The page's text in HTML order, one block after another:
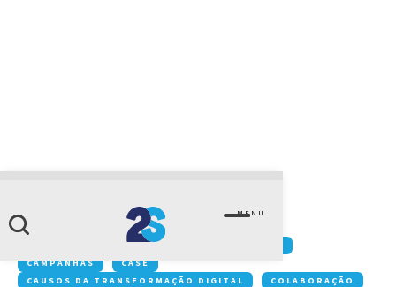
MENU
future workplace
ACONTECE NA 2S
CAMPANHAS
CASE
CAUSOS DA TRANSFORMAÇÃO DIGITAL
COLABORAÇÃO